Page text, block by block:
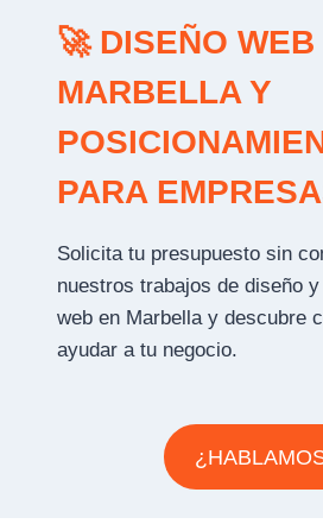
🚀 DISEÑO WEB
MARBELLA Y
PARA
Solicita tu presupuesto sin
nuestros trabajos de diseño
web en Marbella y descubre
ayudar a tu negocio.